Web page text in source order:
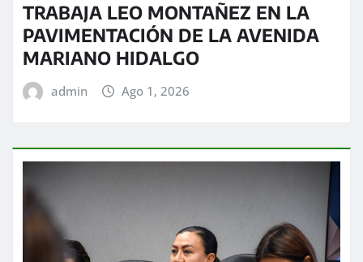
TRABAJA LEO MONTAÑEZ EN LA
PAVIMENTACIÓN DE LA AVENIDA
MARIANO HIDALGO
admin Ago 1, 2026